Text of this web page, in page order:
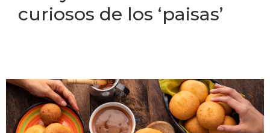
curiosos de los ‘paisas’